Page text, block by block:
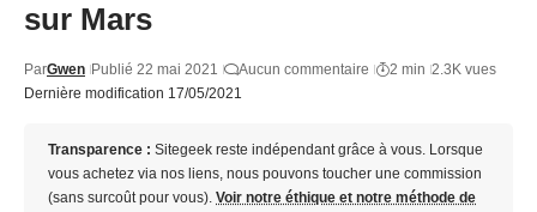
sur Mars
Dernière modification 17/05/2021
ParGwen Publié 22 mai 2021 Aucun commentaire 2 min 2.3K vues
Transparence : Sitegeek reste indépendant grâce à vous. Lorsque
vous achetez via nos liens, nous pouvons toucher une commission
(sans surcoût pour vous). Voir notre éthique et notre méthode de